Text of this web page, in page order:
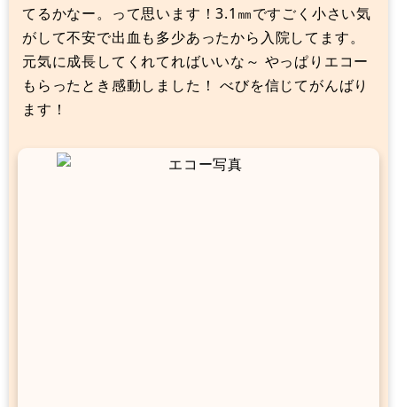
てるかなー。って思います！3.1㎜ですごく小さい気
がして不安で出血も多少あったから入院してます。
元気に成長してくれてればいいな～ やっぱりエコー
もらったとき感動しました！ べびを信じてがんばり
ます！